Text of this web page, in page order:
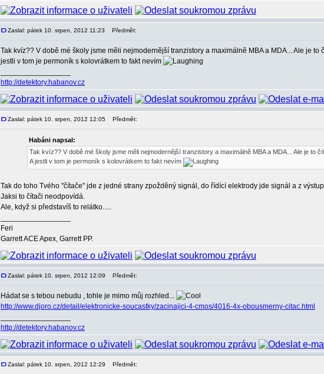
Zaslal: pátek 10. srpen, 2012 11:23 Předmět:
Tak kvíz?? V době mé školy jsme měli nejmodernější tranzistory a maximálně MBA a MDA... Ale je
jestli v tom je permoník s kolovrátkem to fakt nevím
http://detektory.habanov.cz
Zaslal: pátek 10. srpen, 2012 12:05 Předmět:
Habáni napsal:
Tak kvíz?? V době mé školy jsme měli nejmodernější tranzistory a maximálně MBA a MDA... Ale je to
A jestli v tom je permoník s kolovrátkem to fakt nevím
Tak do toho Tvého "čítače" jde z jedné strany zpožděný signál, do řídící elektrody jde signál a z
Jaksi to čítači neodpovídá.
Ale, když si představíš to relátko.....
Feri
Garrett ACE Apex, Garrett PP.
Zaslal: pátek 10. srpen, 2012 12:09 Předmět:
Hádat se s tebou nebudu , tohle je mimo můj rozhled...
http://www.djoro.cz/detail/elektronicke-soucastky/zacinajici-4-cmos/4016-4x-obousmerny-citac.html
http://detektory.habanov.cz
Zaslal: pátek 10. srpen, 2012 12:29 Předmět: